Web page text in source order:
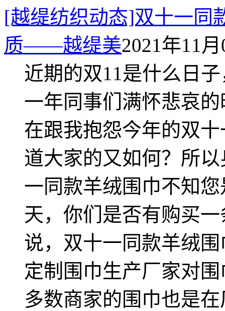
[越缇纺织动态]双十一同
质——越缇美2021年11
近期的双11是什么日
一年同事们满怀悲哀
在跟我抱怨今年的双
道大家的又如何？所
一同款羊绒围巾不知
天，你们是否有购买
说，双十一同款羊绒
定制围巾生产厂家对
多数商家的围巾也是